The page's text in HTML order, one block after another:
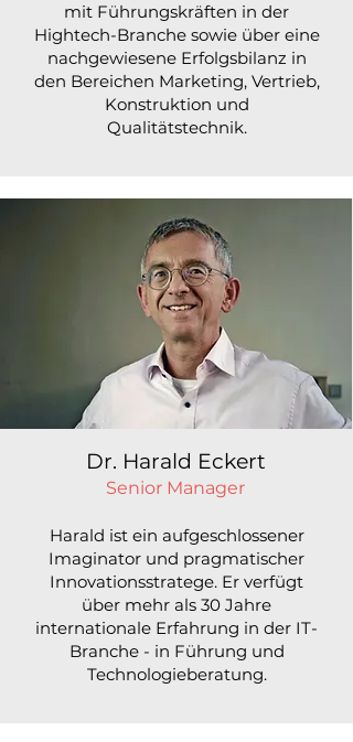
mit Führungskräften in der
Hightech-Branche sowie über eine
nachgewiesene Erfolgsbilanz in
den Bereichen Marketing, Vertrieb,
Konstruktion und
Qualitätstechnik.
Dr. Harald Eckert
Senior Manager
Harald ist ein aufgeschlossener
Imaginator und pragmatischer
Innovationsstratege. Er verfügt
über mehr als 30 Jahre
internationale Erfahrung in der IT-
Branche - in Führung und
Technologieberatung.